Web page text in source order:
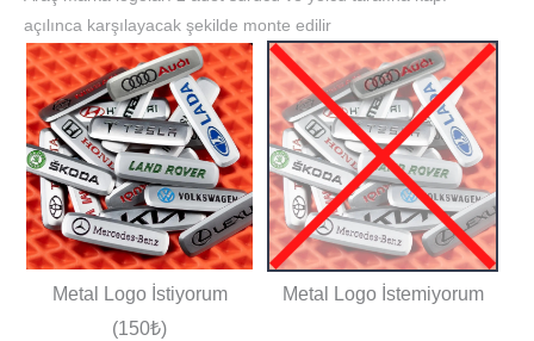
açılınca karşılayacak şekilde monte edilir
Metal Logo İstiyorum
(150₺)
Metal Logo İstemiyorum